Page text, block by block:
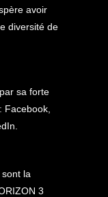
avoir
diversité de
sa forte
Facebook,
la
3